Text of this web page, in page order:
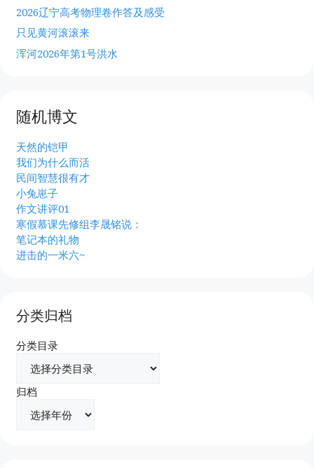
2026辽宁高考物理卷作答及感受
只见黄河滚滚来
浑河2026年第1号洪水
随机博文
天然的铠甲
我们为什么而活
民间智慧很有才
小兔崽子
作文讲评01
寒假慕课先修组李晟铭说：
笔记本的礼物
进击的一米六~
分类归档
分类目录
归档